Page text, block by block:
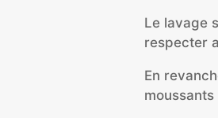
Le lavage
respecter
En